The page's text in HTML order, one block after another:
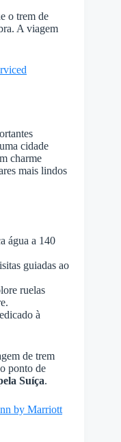
o trem de
A viagem
cidade
charme
mais lindos
água a 140
guiadas ao
ruelas
à
de trem
ponto de
Suíça.
by Marriott